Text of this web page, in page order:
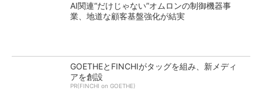
AI関連“だけじゃない”オムロンの制御機器事
業、地道な顧客基盤強化が結実
GOETHEとFINCHIがタッグを組み、新メディ
アを創設
PR(FINCHI on GOETHE)